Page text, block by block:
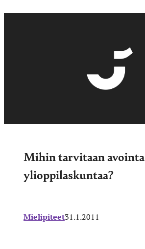
Mihin tarvitaan avointa
ylioppilaskuntaa?
Mielipiteet31.1.2011